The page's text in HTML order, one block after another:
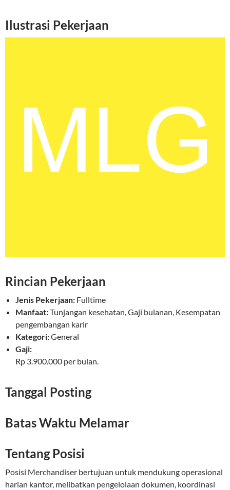
Ilustrasi Pekerjaan
Rincian Pekerjaan
Jenis Pekerjaan: Fulltime
Manfaat:Tunjangan kesehatan, Gaji bulanan, Kesempatan
pengembangan karir
Kategori:General
Gaji:
Rp 3.900.000 per bulan.
Tanggal Posting
Batas Waktu Melamar
Tentang Posisi
Posisi Merchandiser bertujuan untuk mendukung operasional
harian kantor, melibatkan pengelolaan dokumen, koordinasi